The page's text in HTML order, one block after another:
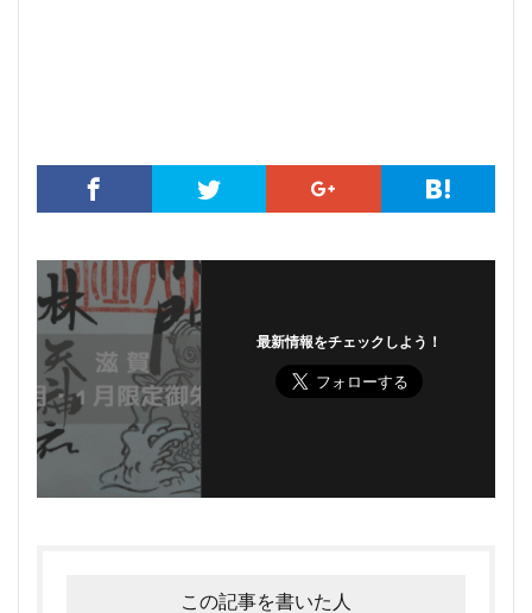
最新情報をチェックしよう！
この記事を書いた人